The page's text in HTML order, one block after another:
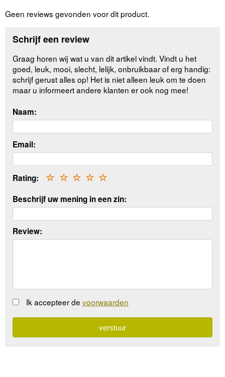
Geen reviews gevonden voor dit product.
Schrijf een review
Graag horen wij wat u van dit artikel vindt. Vindt u het
goed, leuk, mooi, slecht, lelijk, onbruikbaar of erg handig:
schrijf gerust alles op! Het is niet alleen leuk om te doen
maar u informeert andere klanten er ook nog mee!
Naam:
Email:
Rating: ☆
☆
☆
☆
☆
Beschrijf uw mening in een zin:
Review:
Ik accepteer de voorwaarden